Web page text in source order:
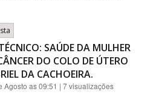
SAÚDE DA MULHER
DO COLO DE ÚTERO
DA CACHOEIRA.
Agosto as 09:51 | 7 visualizações